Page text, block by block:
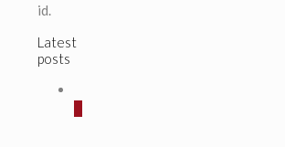
id.
Latest
posts